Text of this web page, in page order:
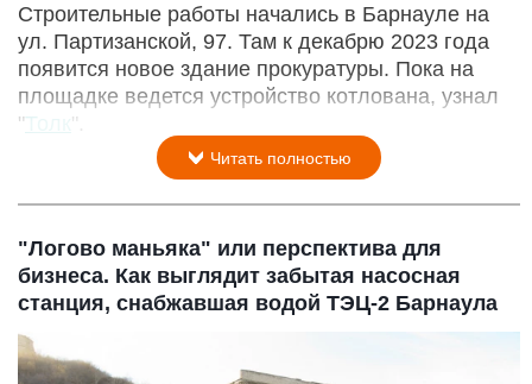
Строительные работы начались в Барнауле на
ул. Партизанской, 97. Там к декабрю 2023 года
появится новое здание прокуратуры. Пока на
площадке ведется устройство котлована, узнал
"Толк ".
Читать полностью
"Логово маньяка" или перспектива для
бизнеса. Как выглядит забытая насосная
станция, снабжавшая водой ТЭЦ-2 Барнаула